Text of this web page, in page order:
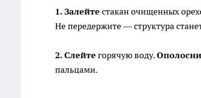
1. Залейте стакан очищенных
Не передержите — структура
2. Слейте горячую воду.
пальцами.